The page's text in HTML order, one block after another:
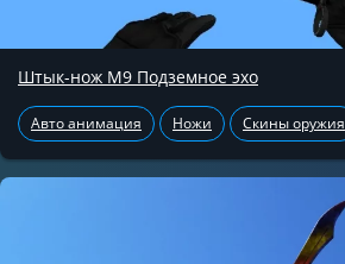
Штык-нож М9 Подземное эхо
Авто анимация Ножи Скины оружия